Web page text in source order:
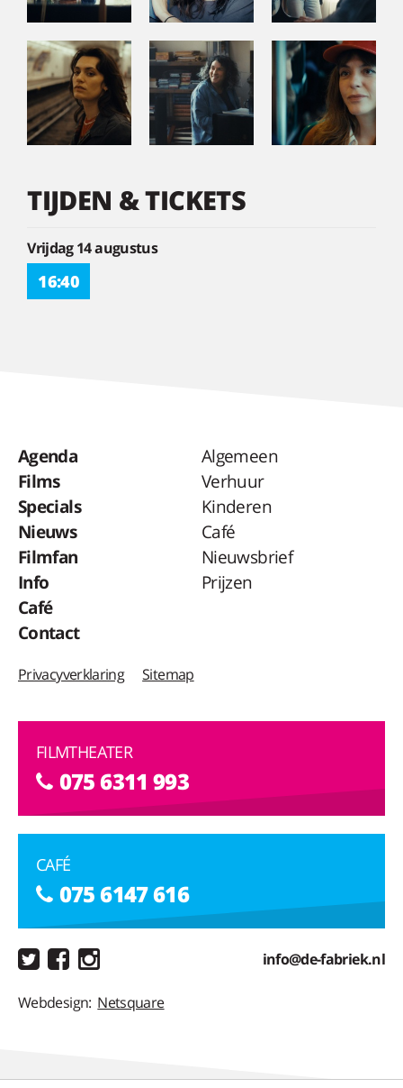
TIJDEN & TICKETS
Vrijdag 14 augustus
16:40
Agenda
Films
Specials
Nieuws
Filmfan
Info
Café
Contact
Algemeen
Verhuur
Kinderen
Café
Nieuwsbrief
Prijzen
Privacyverklaring Sitemap
FILMTHEATER
075 6311 993
CAFÉ
075 6147 616
info@de-fabriek.nl
Webdesign: Netsquare